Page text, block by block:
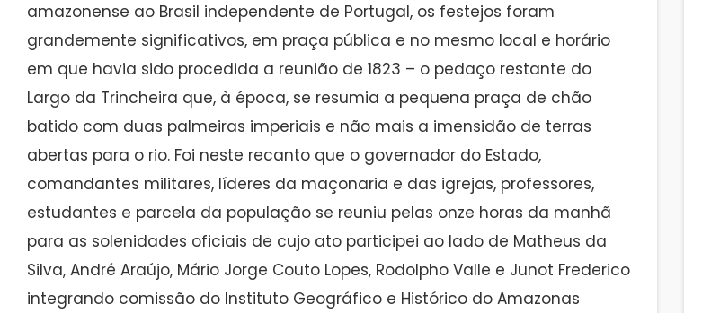
amazonense ao Brasil independente de Portugal, os festejos foram
grandemente significativos, em praça pública e no mesmo local e horário
em que havia sido procedida a reunião de 1823 – o pedaço restante do
Largo da Trincheira que, à época, se resumia a pequena praça de chão
batido com duas palmeiras imperiais e não mais a imensidão de terras
abertas para o rio. Foi neste recanto que o governador do Estado,
comandantes militares, líderes da maçonaria e das igrejas, professores,
estudantes e parcela da população se reuniu pelas onze horas da manhã
para as solenidades oficiais de cujo ato participei ao lado de Matheus da
Silva, André Araújo, Mário Jorge Couto Lopes, Rodolpho Valle e Junot Frederico
integrando comissão do Instituto Geográfico e Histórico do Amazonas